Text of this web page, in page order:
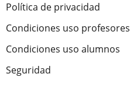
Política de privacidad
Condiciones uso profesores
Condiciones uso alumnos
Seguridad